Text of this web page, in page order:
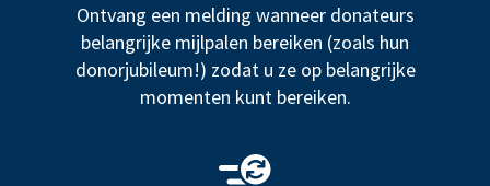
Ontvang een melding wanneer donateurs
belangrijke mijlpalen bereiken (zoals hun
donorjubileum!) zodat u ze op belangrijke
momenten kunt bereiken.